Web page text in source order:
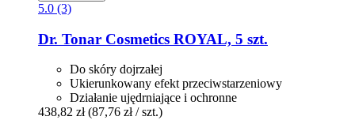
5.0 (3)
Dr. Tonar Cosmetics ROYAL, 5 szt.
Do skóry dojrzałej
Ukierunkowany efekt przeciwstarzeniowy
Działanie ujędrniające i ochronne
438,82 zł (87,76 zł / szt.)